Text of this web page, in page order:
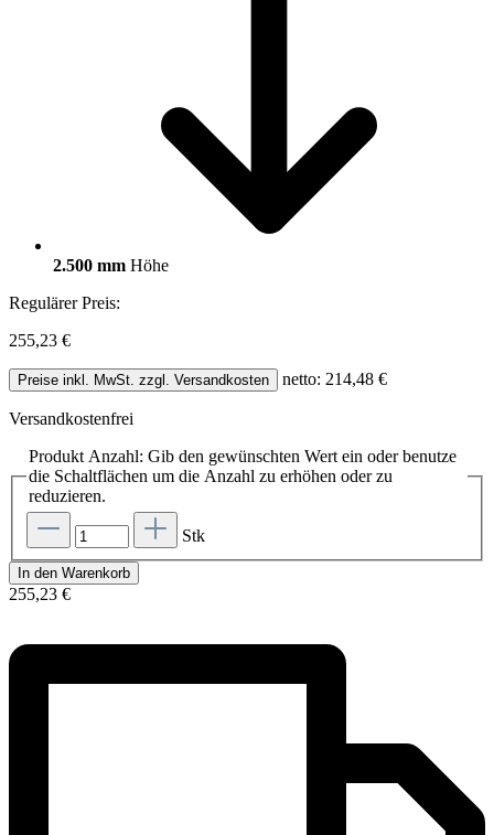
2.500 mm Höhe
Regulärer Preis:
255,23 €
Preise inkl. MwSt. zzgl. Versandkosten netto: 214,48 €
Versandkostenfrei
Produkt Anzahl: Gib den gewünschten Wert ein oder benutze
die Schaltflächen um die Anzahl zu erhöhen oder zu
reduzieren.
Stk
In den Warenkorb
255,23 €